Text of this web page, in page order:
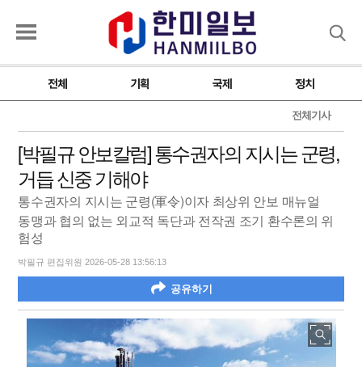
전체 기획 국제 정치
전체기사
[박필규 안보칼럼] 통수권자의 지시는 군령,
거듭 신중 기해야
통수권자의 지시는 군령(軍令)이자 최상위 안보 매뉴얼
동맹과 협의 없는 외교적 독단과 전작권 조기 환수론의 위
험성
박필규 편집위원 2026-05-28 13:56:13
공유하기